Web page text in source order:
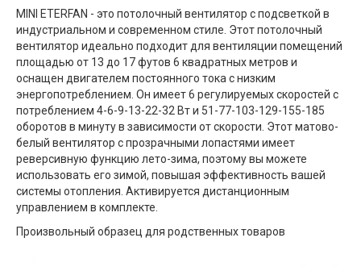
MINI ETERFAN - это потолочный вентилятор с подсветкой в ​​
индустриальном и современном стиле. Этот потолочный
вентилятор идеально подходит для вентиляции помещений
площадью от 13 до 17 футов 6 квадратных метров и
оснащен двигателем постоянного тока с низким
энергопотреблением. Он имеет 6 регулируемых скоростей с
потреблением 4-6-9-13-22-32 Вт и 51-77-103-129-155-185
оборотов в минуту в зависимости от скорости. Этот матово-
белый вентилятор с прозрачными лопастями имеет
реверсивную функцию лето-зима, поэтому вы можете
использовать его зимой, повышая эффективность вашей
системы отопления. Активируется дистанционным
управлением в комплекте.
Произвольный образец для родственных товаров